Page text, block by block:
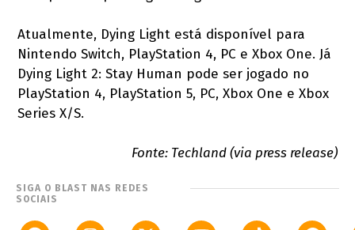
Atualmente, Dying Light está disponível para
Nintendo Switch, PlayStation 4, PC e Xbox One. Já
Dying Light 2: Stay Human pode ser jogado no
PlayStation 4, PlayStation 5, PC, Xbox One e Xbox
Series X/S.
Fonte: Techland (via press release)
SIGA O BLAST NAS REDES
SOCIAIS